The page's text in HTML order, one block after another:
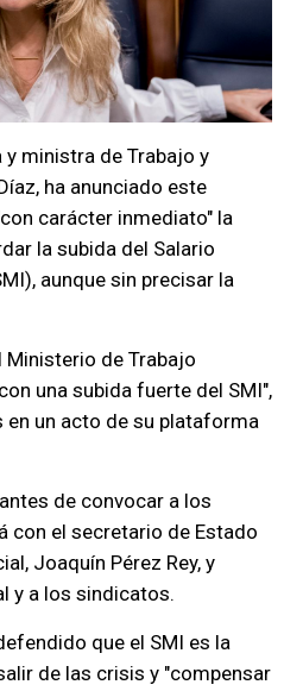
ministra de Trabajo y
ha anunciado este
carácter inmediato" la
la subida del Salario
aunque sin precisar la
Ministerio de Trabajo
una subida fuerte del SMI",
en un acto de su plataforma
de convocar a los
con el secretario de Estado
Joaquín Pérez Rey, y
y a los sindicatos.
que el SMI es la
de las crisis y "compensar